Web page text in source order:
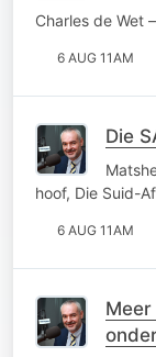
die
Charles de Wet
6 AUG 11AM
Die
hoof, Die Suid-
6 AUG 11AM